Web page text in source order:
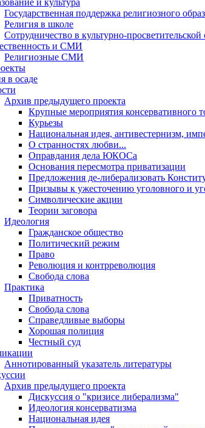
и культура
Государственная поддержка религиозного
Религия в школе
Сотрудничество в культурно-просветительской
и СМИ
Религиозные СМИ
в осаде
Архив предыдущего проекта
Крупные мероприятия консервативного
Курьезы
Национальная идея, антивестернизм,
О странностях любви...
Оправдания дела ЮКОСа
Основания пересмотра приватизации
Предложения де-либерализовать
Призывы к ужесточению уголовного и
Символические акции
Теории заговора
Идеология
Гражданское общество
Политический режим
Право
Революция и контрреволюция
Свобода слова
Практика
Приватность
Свобода слова
Справедливые выборы
Хорошая полиция
Честный суд
Аннотированный указатель литературы
Архив предыдущего проекта
Дискуссия о "кризисе либерализма"
Идеология консерватизма
Национальная идея